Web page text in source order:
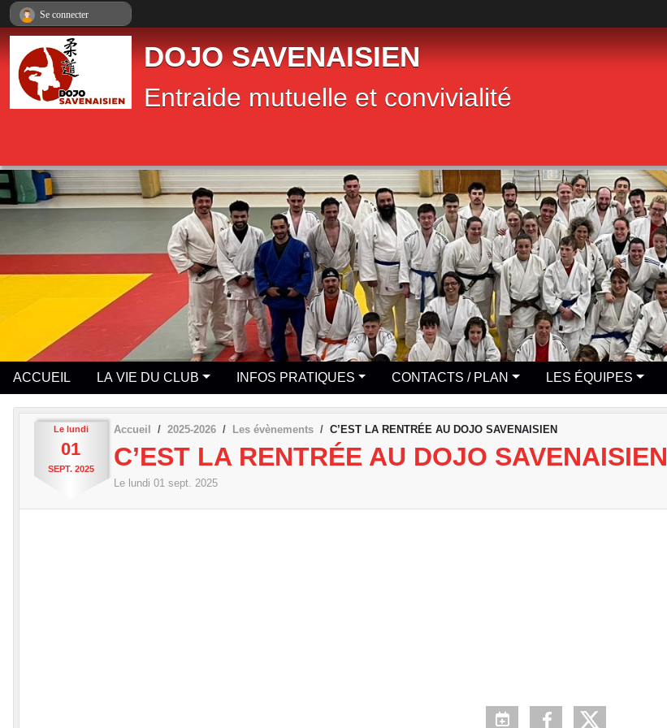
DOJO SAVENAISIEN
Entraide mutuelle et convivialité
ACCUEIL LA VIE DU CLUB INFOS PRATIQUES CONTACTS / PLAN LES ÉQUIPES
Le lundi
01
SEPT. 2025
Accueil 2025-2026 Les évènements C’EST LA RENTRÉE AU DOJO SAVENAISIEN
C’EST LA RENTRÉE AU DOJO SAVENAISIEN
Le lundi 01 sept. 2025
Se connecter
Panneau de gestion des cookies